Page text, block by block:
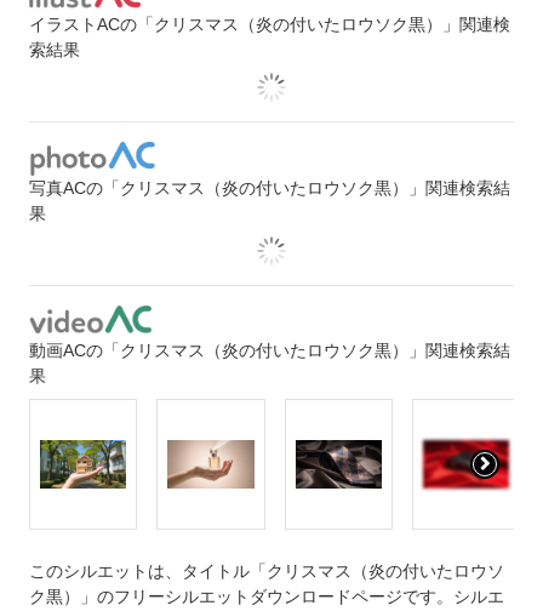
イラストACの「クリスマス（炎の付いたロウソク黒）」関連検
索結果
写真ACの「クリスマス（炎の付いたロウソク黒）」関連検索結
果
動画ACの「クリスマス（炎の付いたロウソク黒）」関連検索結
果
このシルエットは、タイトル「クリスマス（炎の付いたロウソ
ク黒）」のフリーシルエットダウンロードページです。シルエ